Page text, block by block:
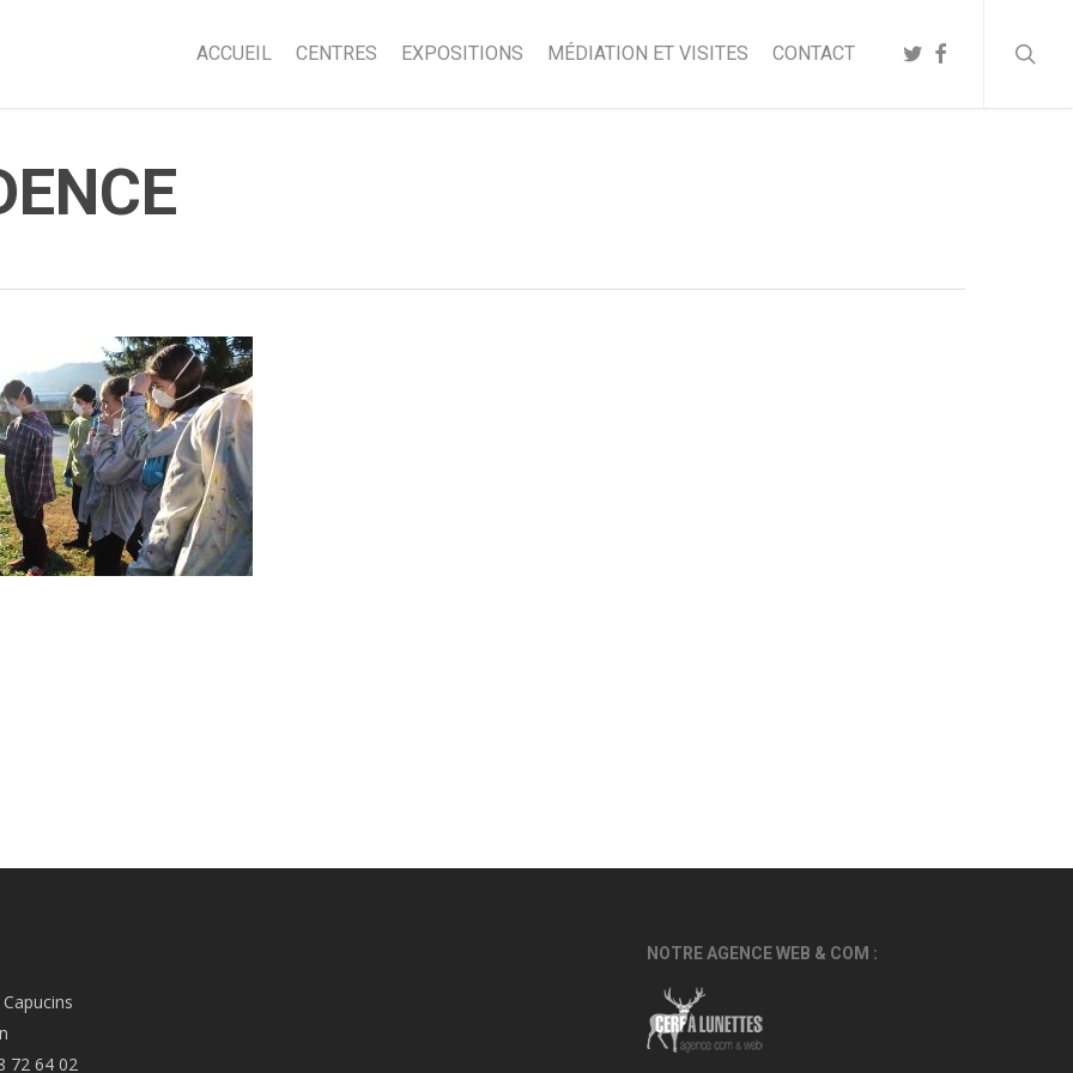
ACCUEIL CENTRES EXPOSITIONS MÉDIATION ET VISITES CONTACT TWITTER
FACEBOOK
72 64 02
NOTRE AGENCE WEB & COM :